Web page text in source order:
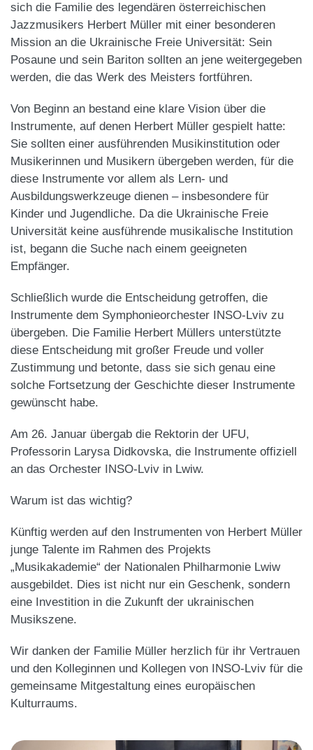
sich die Familie des legendären österreichischen
Jazzmusikers Herbert Müller mit einer besonderen
Mission an die Ukrainische Freie Universität: Sein
Posaune und sein Bariton sollten an jene weitergegeben
werden, die das Werk des Meisters fortführen.
Von Beginn an bestand eine klare Vision über die
Instrumente, auf denen Herbert Müller gespielt hatte:
Sie sollten einer ausführenden Musikinstitution oder
Musikerinnen und Musikern übergeben werden, für die
diese Instrumente vor allem als Lern- und
Ausbildungswerkzeuge dienen – insbesondere für
Kinder und Jugendliche. Da die Ukrainische Freie
Universität keine ausführende musikalische Institution
ist, begann die Suche nach einem geeigneten
Empfänger.
Schließlich wurde die Entscheidung getroffen, die
Instrumente dem Symphonieorchester INSO-Lviv zu
übergeben. Die Familie Herbert Müllers unterstützte
diese Entscheidung mit großer Freude und voller
Zustimmung und betonte, dass sie sich genau eine
solche Fortsetzung der Geschichte dieser Instrumente
gewünscht habe.
Am 26. Januar übergab die Rektorin der UFU,
Professorin Larysa Didkovska, die Instrumente offiziell
an das Orchester INSO-Lviv in Lwiw.
Warum ist das wichtig?
Künftig werden auf den Instrumenten von Herbert Müller
junge Talente im Rahmen des Projekts
„Musikakademie“ der Nationalen Philharmonie Lwiw
ausgebildet. Dies ist nicht nur ein Geschenk, sondern
eine Investition in die Zukunft der ukrainischen
Musikszene.
Wir danken der Familie Müller herzlich für ihr Vertrauen
und den Kolleginnen und Kollegen von INSO-Lviv für die
gemeinsame Mitgestaltung eines europäischen
Kulturraums.